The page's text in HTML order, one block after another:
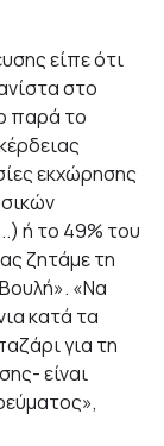
είπε ότι
στο
παρά το
εκχώρησης
ή το 49% του
ζητάμε τη
«Να
κατά τα
για τη
είναι